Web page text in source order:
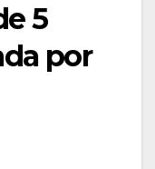
5
por